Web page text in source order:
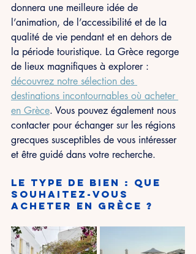
donnera une meilleure idée de
l’animation, de l’accessibilité et de la
qualité de vie pendant et en dehors de
la période touristique. La Grèce regorge
de lieux magnifiques à explorer :
découvrez notre sélection des
destinations incontournables où acheter
en Grèce. Vous pouvez également nous
contacter pour échanger sur les régions
grecques susceptibles de vous intéresser
et être guidé dans votre recherche.
Le type de bien : que
souhaitez-vous
acheter en Grèce ?